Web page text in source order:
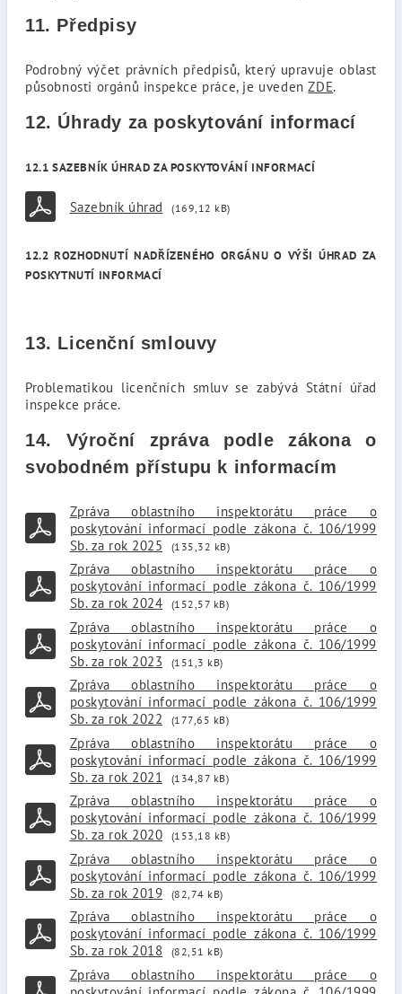
11. Předpisy
Podrobný výčet právních předpisů, který upravuje oblast
působnosti orgánů inspekce práce, je uvedenZDE.
12. Úhrady za poskytování informací
12.1 SAZEBNÍK ÚHRAD ZA POSKYTOVÁNÍ INFORMACÍ
Sazebník úhrad (169,12 kB)
12.2 ROZHODNUTÍ NADŘÍZENÉHO ORGÁNU O VÝŠI ÚHRAD ZA
POSKYTNUTÍ INFORMACÍ
13. Licenční smlouvy
Problematikou licenčních smluv se zabývá Státní úřad
inspekce práce.
14. Výroční zpráva podle zákona o
svobodném přístupu k informacím
Zpráva oblastního inspektorátu práce o
poskytování informací podle zákona č. 106/1999
Sb. za rok 2025
(135,32 kB)
Zpráva oblastního inspektorátu práce o
poskytování informací podle zákona č. 106/1999
Sb. za rok 2024
(152,57 kB)
Zpráva oblastního inspektorátu práce o
poskytování informací podle zákona č. 106/1999
Sb. za rok 2023
(151,3 kB)
Zpráva oblastního inspektorátu práce o
poskytování informací podle zákona č. 106/1999
Sb. za rok 2022
(177,65 kB)
Zpráva oblastního inspektorátu práce o
poskytování informací podle zákona č. 106/1999
Sb. za rok 2021
(134,87 kB)
Zpráva oblastního inspektorátu práce o
poskytování informací podle zákona č. 106/1999
Sb. za rok 2020
(153,18 kB)
Zpráva oblastního inspektorátu práce o
poskytování informací podle zákona č. 106/1999
Sb. za rok 2019
(82,74 kB)
Zpráva oblastního inspektorátu práce o
poskytování informací podle zákona č. 106/1999
Sb. za rok 2018
(82,51 kB)
Zpráva oblastního inspektorátu práce o